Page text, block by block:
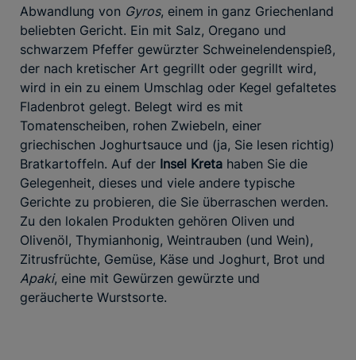
Abwandlung von Gyros, einem in ganz Griechenland
beliebten Gericht. Ein mit Salz, Oregano und
schwarzem Pfeffer gewürzter Schweinelendenspieß,
der nach kretischer Art gegrillt oder gegrillt wird,
wird in ein zu einem Umschlag oder Kegel gefaltetes
Fladenbrot gelegt. Belegt wird es mit
Tomatenscheiben, rohen Zwiebeln, einer
griechischen Joghurtsauce und (ja, Sie lesen richtig)
Bratkartoffeln. Auf der Insel Kreta haben Sie die
Gelegenheit, dieses und viele andere typische
Gerichte zu probieren, die Sie überraschen werden.
Zu den lokalen Produkten gehören Oliven und
Olivenöl, Thymianhonig, Weintrauben (und Wein),
Zitrusfrüchte, Gemüse, Käse und Joghurt, Brot und
Apaki, eine mit Gewürzen gewürzte und
geräucherte Wurstsorte.